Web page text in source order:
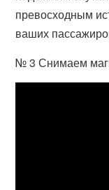
превосходным
ваших
№ 3 Снимаем